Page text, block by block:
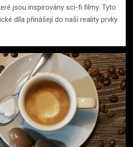
jsou inspirovány sci-fi filmy. Tyto
díla přinášejí do naší reality prvky